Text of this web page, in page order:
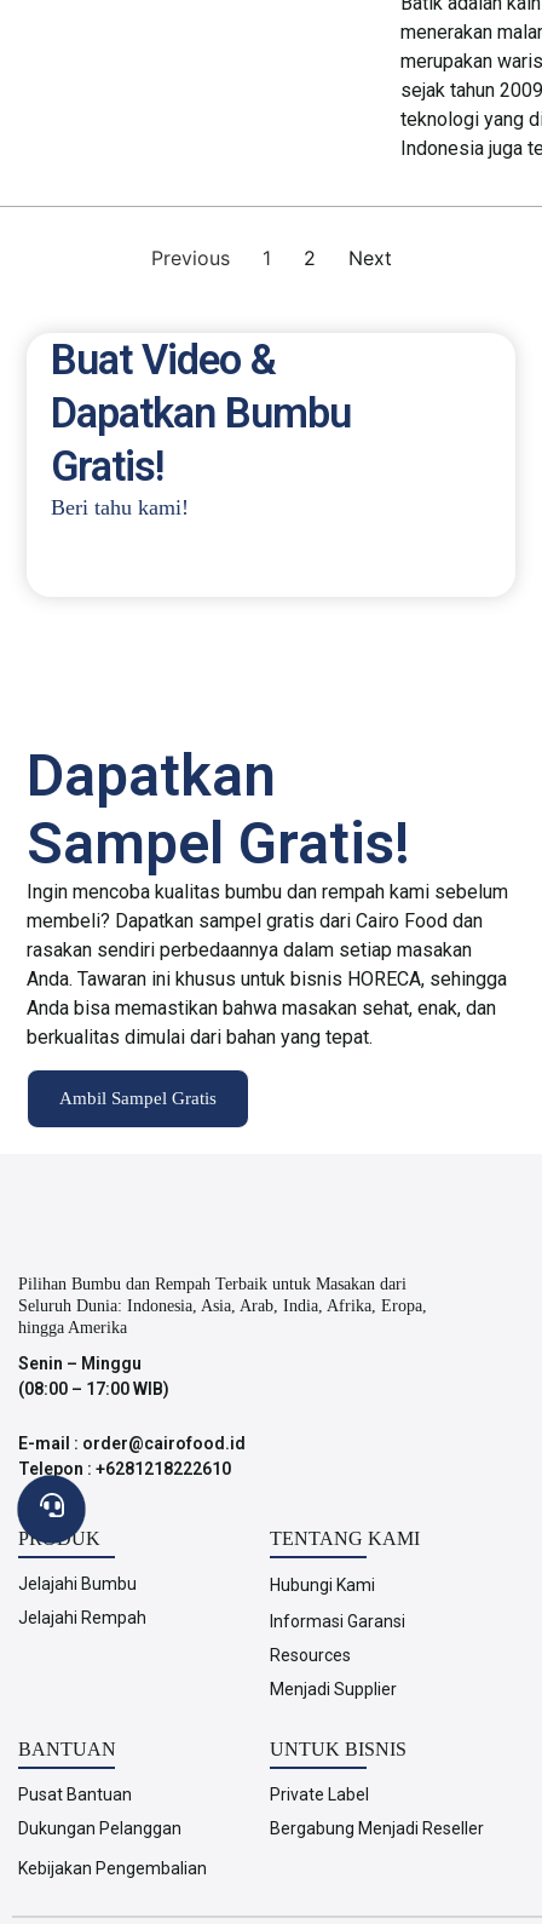
menerakan
merupakan
sejak tahun
teknologi yang
Indonesia juga
Previous 1 2 Next
Buat Video &
Dapatkan Bumbu
Gratis!
Beri tahu kami!
Dapatkan
Sampel Gratis!
Ingin mencoba kualitas bumbu dan rempah kami sebelum
membeli? Dapatkan sampel gratis dari Cairo Food dan
rasakan sendiri perbedaannya dalam setiap masakan
Anda. Tawaran ini khusus untuk bisnis HORECA, sehingga
Anda bisa memastikan bahwa masakan sehat, enak, dan
berkualitas dimulai dari bahan yang tepat.
Ambil Sampel Gratis
Pilihan Bumbu dan Rempah Terbaik untuk Masakan dari
Seluruh Dunia: Indonesia, Asia, Arab, India, Afrika, Eropa,
hingga Amerika
Senin – Minggu
(08:00 – 17:00 WIB)
E-mail : order@cairofood.id
Telepon : +6281218222610
PRODUK
Jelajahi Bumbu
Jelajahi Rempah
TENTANG KAMI
Hubungi Kami
Informasi Garansi
Resources
Menjadi Supplier
BANTUAN
Pusat Bantuan
Dukungan Pelanggan
Kebijakan Pengembalian
UNTUK BISNIS
Private Label
Bergabung Menjadi Reseller